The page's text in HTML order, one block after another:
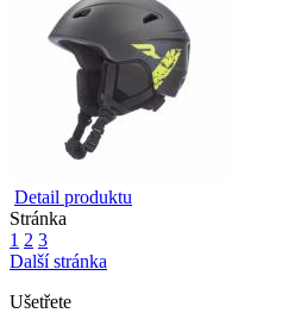
Detail produktu
Stránka
1 2 3
Další stránka
Ušetřete